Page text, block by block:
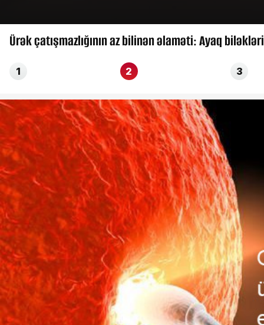
Ürək çatışmazlığının az bilinən əlaməti: Ayaq
1 2 3